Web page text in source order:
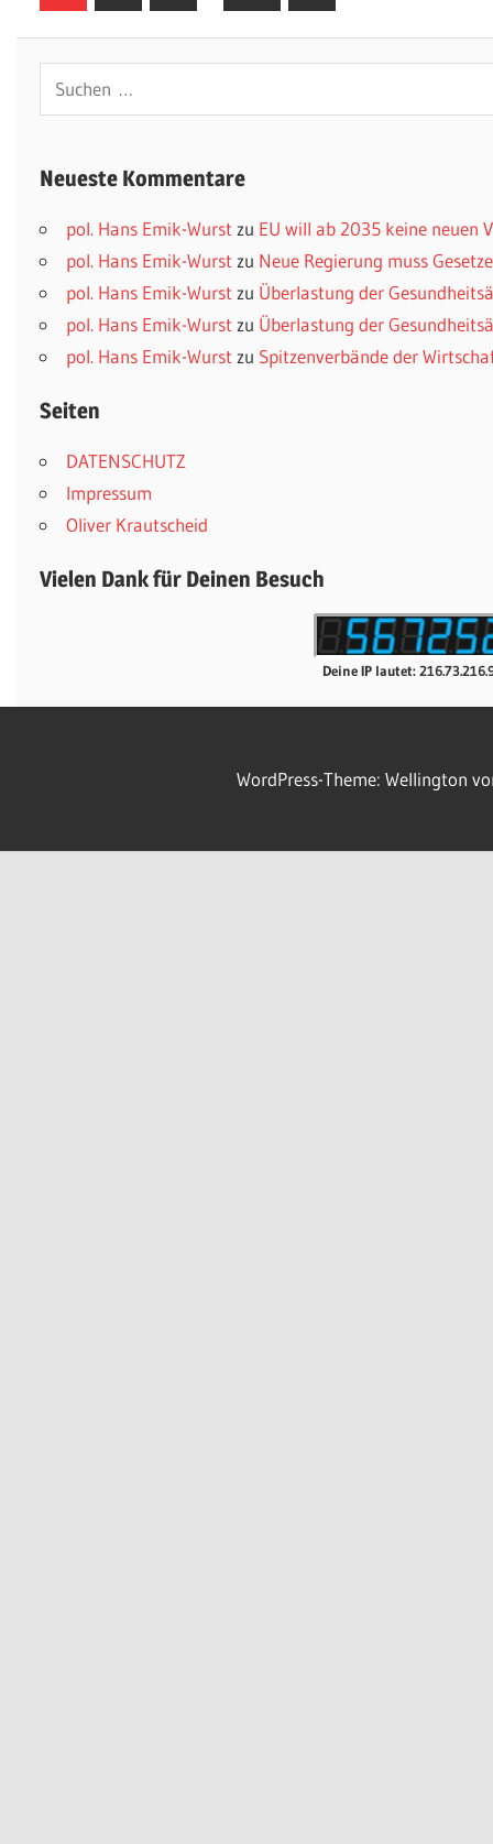
Beiträge
Beiträge
Suchen
nach:
Neueste Kommentare
pol. Hans Emik-Wurst zu EU will ab 2035 keine neuen
pol. Hans Emik-Wurst zu Neue Regierung muss
pol. Hans Emik-Wurst zu Überlastung der
pol. Hans Emik-Wurst zu Überlastung der
pol. Hans Emik-Wurst zu Spitzenverbände der
Seiten
DATENSCHUTZ
Impressum
Oliver Krautscheid
Vielen Dank für Deinen Besuch
Deine IP lautet:
WordPress-Theme: Wellington